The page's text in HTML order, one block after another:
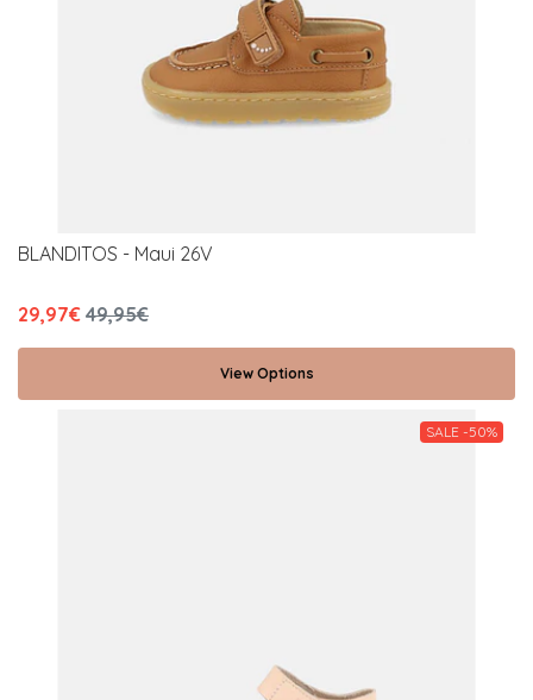
BLANDITOS - Maui 26V
29,97€ 49,95€
View Options
SALE -50%